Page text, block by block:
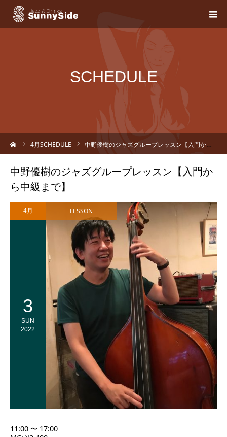
SCHEDULE
4月SCHEDULE 中野優樹のジャズグループレッスン【入門から中級まで】
中野優樹のジャズグループレッスン【入門か
ら中級まで】
4月
3
SUN
2022
LESSON
11:00 〜 17:00